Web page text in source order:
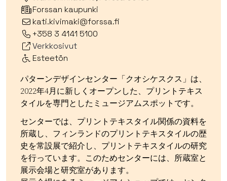
Forssan kaupunki
kati.kivimaki@forssa.fi
+358 3 4141 5100
Verkkosivut
Esteetön
パターンデザインセンター「クオシケスクス」は、
2022年4月に新しくオープンした、プリントテキス
タイルを専門としたミュージアムスポットです。
センターでは、プリントテキスタイル関係の資料を
所蔵し、フィンランドのプリントテキスタイルの歴
史を常設展で紹介し、プリントテキスタイルの研究
を行っています。このためセンターには、所蔵室と
展示会場と研究室があります。